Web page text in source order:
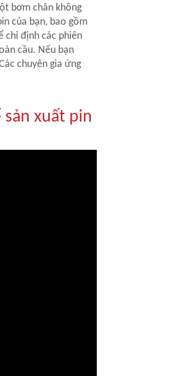
bơm chân không
của bạn, bao gồm
chỉ định các phiên
cầu. Nếu bạn
chuyên gia ứng
xuất pin